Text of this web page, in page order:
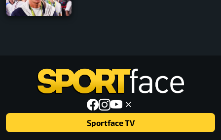
Sportface TV